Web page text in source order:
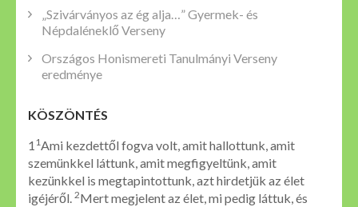
„Szivárványos az ég alja…” Gyermek- és
Népdaléneklő Verseny
Országos Honismereti Tanulmányi Verseny
eredménye
KÖSZÖNTÉS
1 1Ami kezdettől fogva volt, amit hallottunk, amit
szemünkkel láttunk, amit megfigyeltünk, amit
kezünkkel is megtapintottunk, azt hirdetjük az élet
igéjéről. 2Mert megjelent az élet, mi pedig láttuk, és